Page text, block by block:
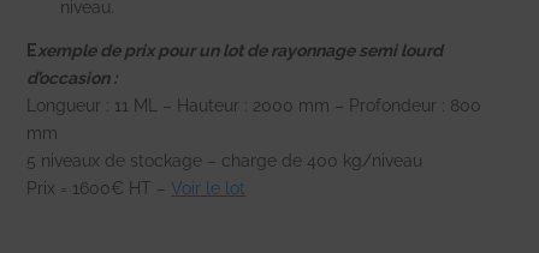
niveau.
Exemple de prix pour un lot de rayonnage semi lourd
d’occasion :
Longueur : 11 ML – Hauteur : 2000 mm – Profondeur : 800
mm
5 niveaux de stockage – charge de 400 kg/niveau
Prix = 1600€ HT –Voir le lot